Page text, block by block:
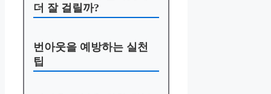
더 잘 걸릴까?
번아웃을 예방하는 실천
팁